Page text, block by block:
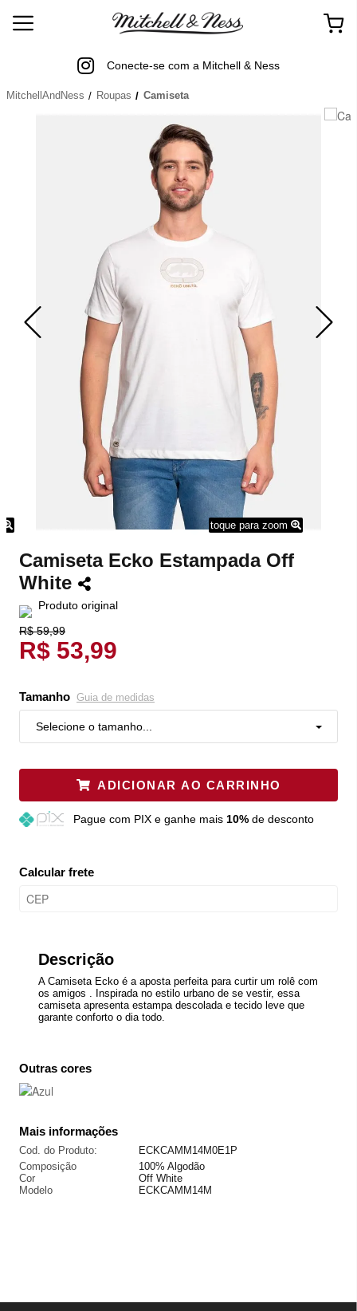
Conecte-se com a Mitchell & Ness
MitchellAndNess Roupas Camiseta
toque para zoom
Camiseta Ecko Estampada Off
White
Produto original
R$ 59,99
R$ 53,99
Tamanho Guia de medidas
Selecione o tamanho...
ADICIONAR AO CARRINHO
Pague com PIX e ganhe mais 10%de desconto
Calcular frete
Descrição
A Camiseta Ecko é a aposta perfeita para curtir um rolê com
os amigos . Inspirada no estilo urbano de se vestir, essa
camiseta apresenta estampa descolada e tecido leve que
garante conforto o dia todo.
Outras cores
Mais informações
Cod. do Produto:
ECKCAMM14M0E1P
Composição
100% Algodão
Cor
Off White
Modelo
ECKCAMM14M